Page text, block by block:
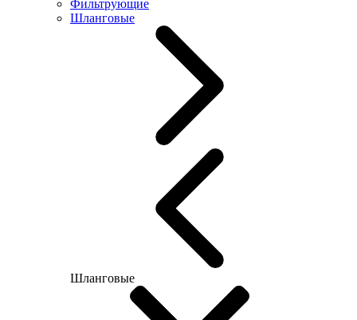
Фильтрующие
Шланговые
Шланговые